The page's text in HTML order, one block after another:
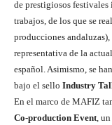
de prestigiosos festivales
trabajos, de los que se
producciones
representativa de la
español. Asimismo, se
bajo el sello Industry
En el marco de MAFIZ
Co-production Event,